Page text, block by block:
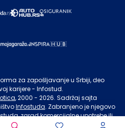
za zapošljavanje u Srbiji, deo
karijere - Infostud.
, 2000 - 2026. Sadržaj sajta
Infostuda. Zabranjeno je njegovo
, zarad komercijalne upotrebe ili
posetilaca sajta.